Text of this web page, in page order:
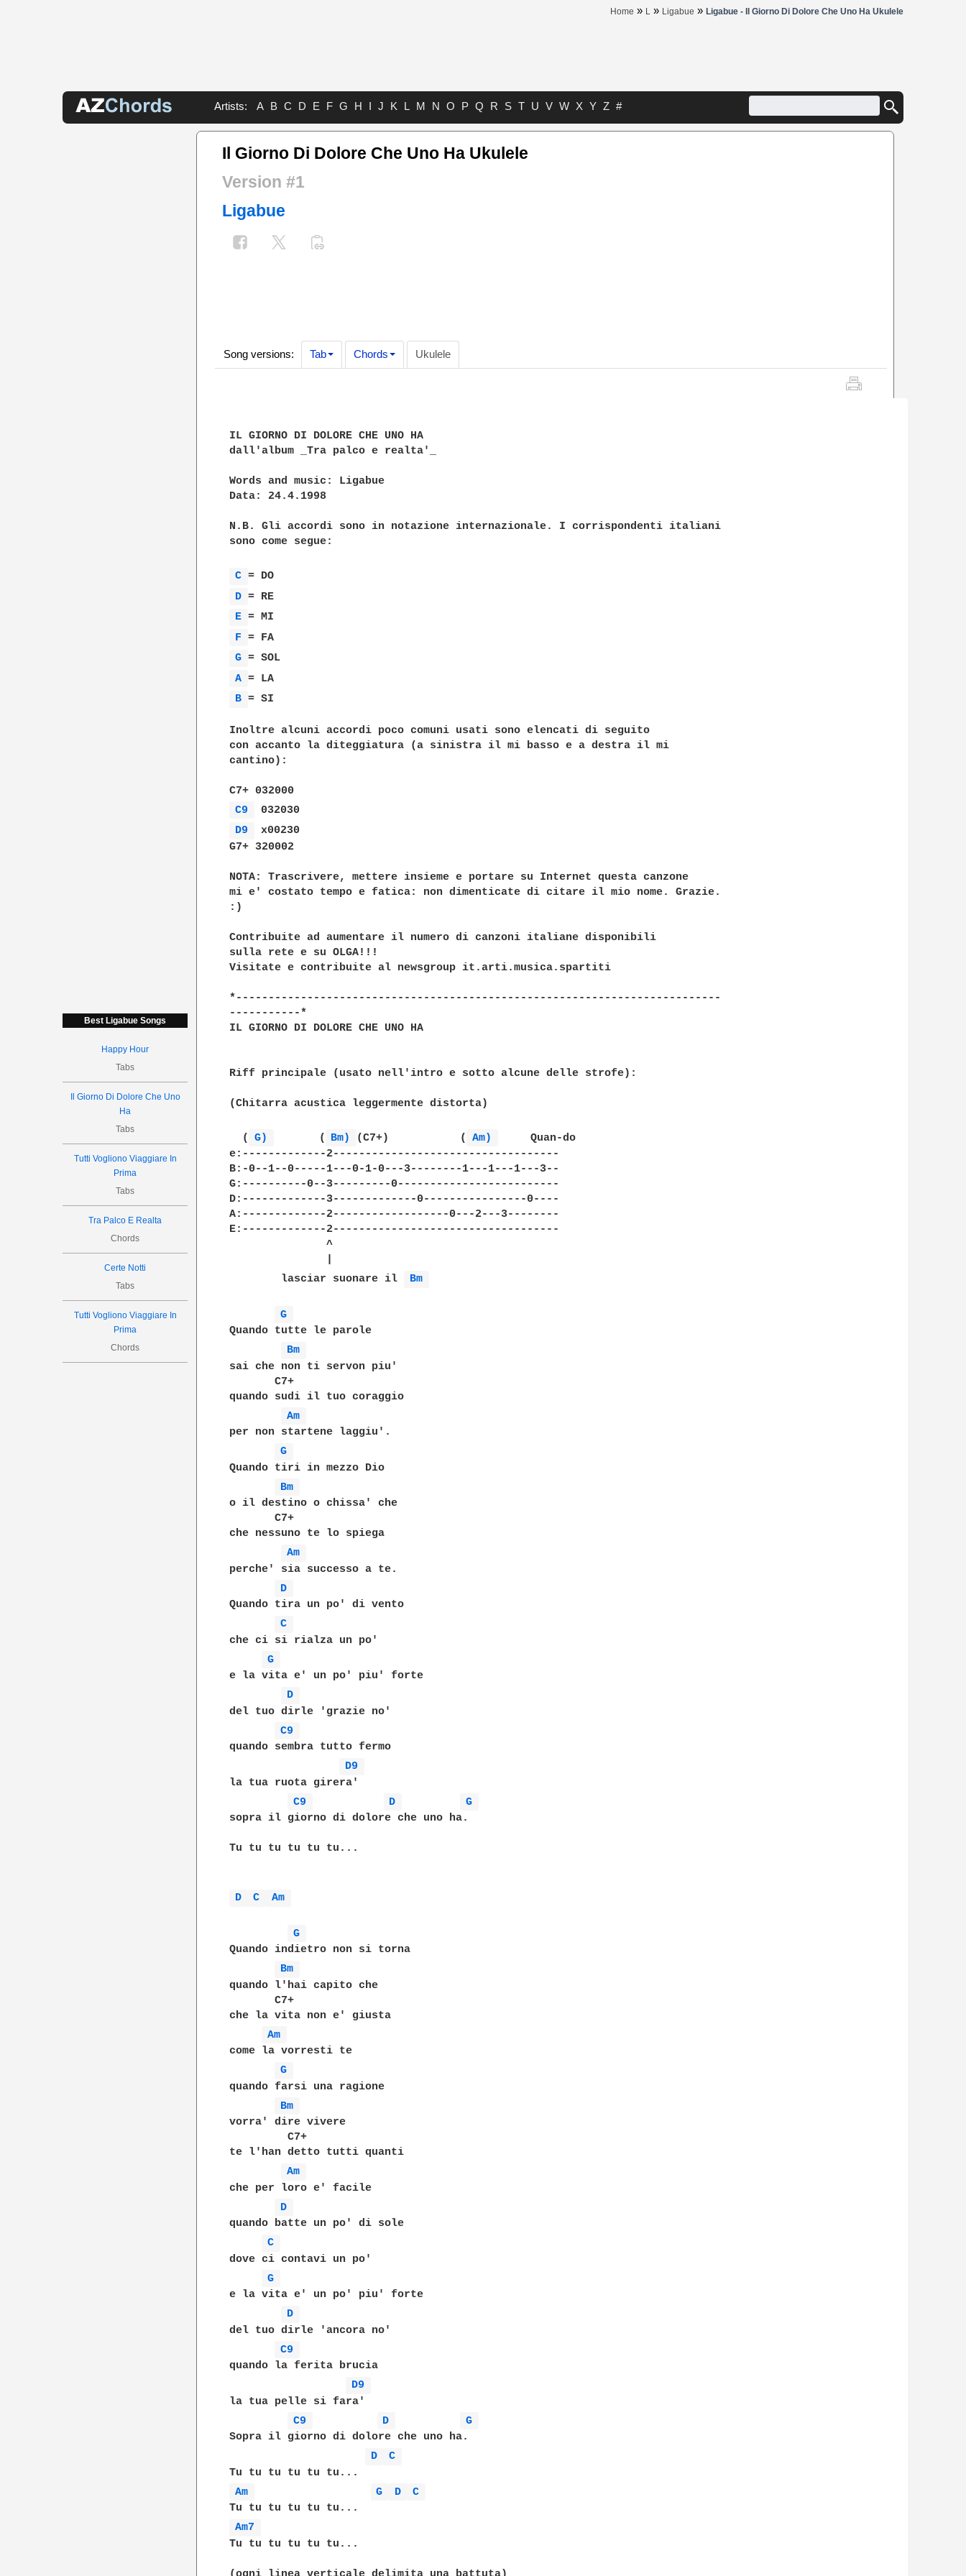
Home » L » Ligabue » Ligabue - Il Giorno Di Dolore Che Uno Ha Ukulele
Artists: A B C D E F G H I J K L M N O P Q R S T U V W X Y Z #
Best Ligabue Songs
Happy Hour
Tabs
Il Giorno Di Dolore Che Uno
Ha
Tabs
Tutti Vogliono Viaggiare In
Prima
Tabs
Tra Palco E Realta
Chords
Certe Notti
Tabs
Tutti Vogliono Viaggiare In
Prima
Chords
Il Giorno Di Dolore Che Uno Ha Ukulele
Version #1
Ligabue
Song versions: Tab Chords Ukulele
IL GIORNO DI DOLORE CHE UNO HA
dall'album _Tra palco e realta'_
Words and music: Ligabue
Data: 24.4.1998
N.B. Gli accordi sono in notazione internazionale. I corrispondenti italiani
sono come segue:
C
= DO
D
= RE
E
F
= FA
G
= SOL
A
= LA
B = SI
Inoltre alcuni accordi poco comuni usati sono elencati di seguito
con accanto la diteggiatura (a sinistra il mi basso e a destra il mi
cantino):
C9
032030
D9
x00230
G7+ 320002
NOTA: Trascrivere, mettere insieme e portare su Internet questa canzone
mi e' costato tempo e fatica: non dimenticate di citare il mio nome. Grazie.
:)
Contribuite ad aumentare il numero di canzoni italiane disponibili
sulla rete e su OLGA!!!
Visitate e contribuite al newsgroup it.arti.musica.spartiti
*---------------------------------------------------------------------------
-----------*
IL GIORNO DI DOLORE CHE UNO HA
Riff principale (usato nell'intro e sotto alcune delle strofe):
(Chitarra acustica leggermente distorta)
  (
G)
       (
Bm) (C7+)           ( Am)
     Quan-do
e:-------------2-----------------------------------
B:-0--1--0-----1---0-1-0---3--------1---1---1---3--
G:----------0--3---------0-------------------------
D:-------------3-------------0----------------0----
A:-------------2------------------0---2---3--------
E:-------------2-----------------------------------
               ^
        lasciar suonare il
Bm
G
Quando tutte le parole
Bm
sai che non ti servon piu'
       C7+
quando sudi il tuo coraggio
Am
per non startene laggiu'.
G
Quando tiri in mezzo Dio
Bm
o il destino o chissa' che
       C7+
che nessuno te lo spiega
Am
perche' sia successo a te.
D
Quando tira un po' di vento
C
che ci si rialza un po'
G
e la vita e' un po' piu' forte
D
del tuo dirle 'grazie no'
C9
quando sembra tutto fermo
D9
la tua ruota girera'
C9
D
G
sopra il giorno di dolore che uno ha.
Tu tu tu tu tu tu...
D C Am
G
Quando indietro non si torna
Bm
quando l'hai capito che
       C7+
che la vita non e' giusta
Am
come la vorresti te
G
quando farsi una ragione
Bm
vorra' dire vivere
         C7+
te l'han detto tutti quanti
Am
che per loro e' facile
D
quando batte un po' di sole
C
dove ci contavi un po'
G
e la vita e' un po' piu' forte
D
del tuo dirle 'ancora no'
C9
quando la ferita brucia
D9
la tua pelle si fara'
C9
D
G
Sopra il giorno di dolore che uno ha.
D
C
Am
G D
C
Am7
Tu tu tu tu tu tu...